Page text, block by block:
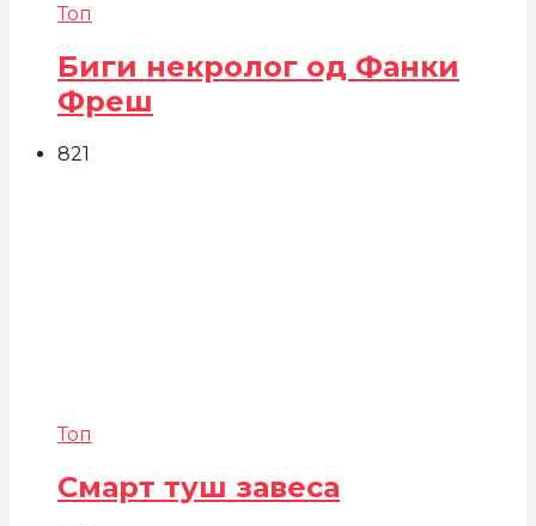
Топ
Биги некролог од Фанки
Фреш
821
Топ
Смарт туш завеса